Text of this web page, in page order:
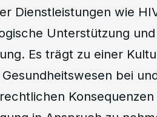
Dienstleistungen wie
Unterstützung
Es trägt zu einer
Gesundheitswesen bei